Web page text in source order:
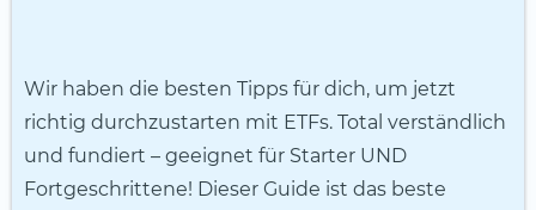
Wir haben die besten Tipps für dich, um jetzt
richtig durchzustarten mit ETFs. Total verständlich
und fundiert – geeignet für Starter UND
Fortgeschrittene! Dieser Guide ist das beste